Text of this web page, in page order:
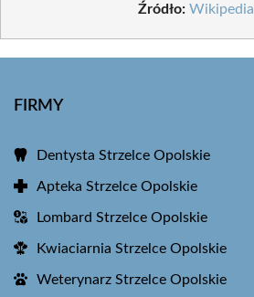
Źródło: Wikipedia
FIRMY
Dentysta Strzelce Opolskie
Apteka Strzelce Opolskie
Lombard Strzelce Opolskie
Kwiaciarnia Strzelce Opolskie
Weterynarz Strzelce Opolskie